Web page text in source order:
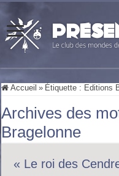
Accueil » Étiquette : Editions
Archives des
Bragelonne
« Le roi des